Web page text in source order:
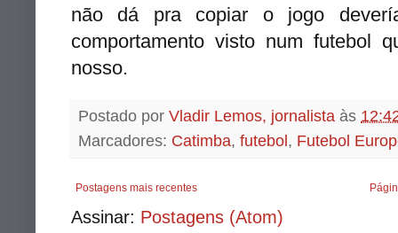
não dá pra copiar o jogo
comportamento visto num futebol
nosso.
Postado por Vladir Lemos, jornalista às
Marcadores: Catimba, futebol, Futebol
Postagens mais recentes
Assinar: Postagens (Atom)